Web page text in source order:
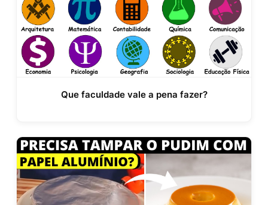
Que faculdade vale a pena fazer?